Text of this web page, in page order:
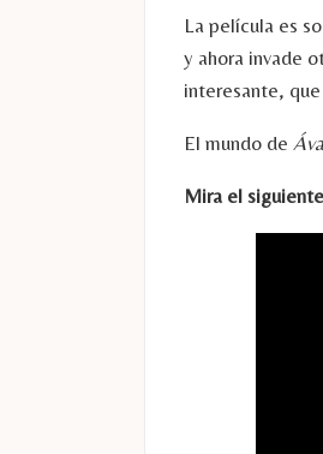
La película es
y ahora invade
interesante,
El mundo de
Mira el